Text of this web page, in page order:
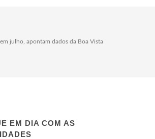
julho, apontam dados da Boa Vista
EM DIA COM AS